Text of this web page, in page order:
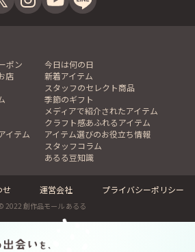
ポン
今日は何の日
店
新着アイテム
スタッフのセレクト商品
季節のギフト
メディアで紹介されたアイテム
クラフト感あふれるアイテム
イテム
アイテム選びのお役立ち情報
スタッフコラム
あるる豆知識
せ 運営会社 プライバシーポリシー
2022 創作品モール あるる